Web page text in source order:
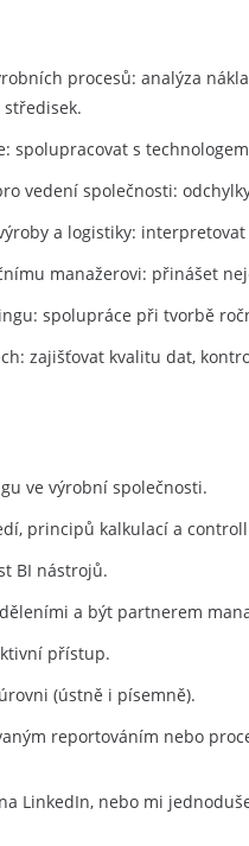
procesů: analýza
spolupracovat s
vedení společnosti:
a logistiky:
manažerovi: přinášet
spolupráce při tvorbě
zajišťovat kvalitu dat,
ve výrobní společnosti.
principů kalkulací a
BI nástrojů.
a být partnerem
přístup.
(ústně i písemně).
reportováním nebo
LinkedIn, nebo mi